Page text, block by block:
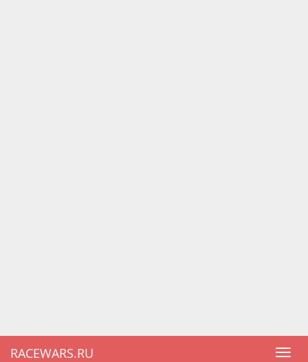
RACEWARS.RU